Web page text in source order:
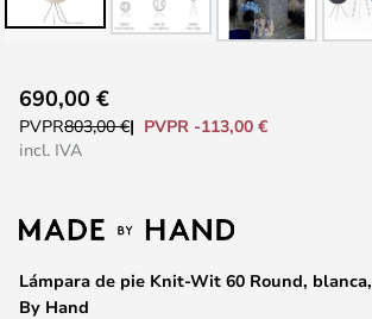
comienzo
galería
imágenes
Lámpara de pie Knit-Wit 60 Round,
By Hand
690,00 €
PVPR803,00 €
PVPR -113,00 €
incl. IVA